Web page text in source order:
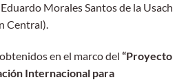
Morales Santos de la Usach
Central).
en el marco del “Proyecto
Internacional para